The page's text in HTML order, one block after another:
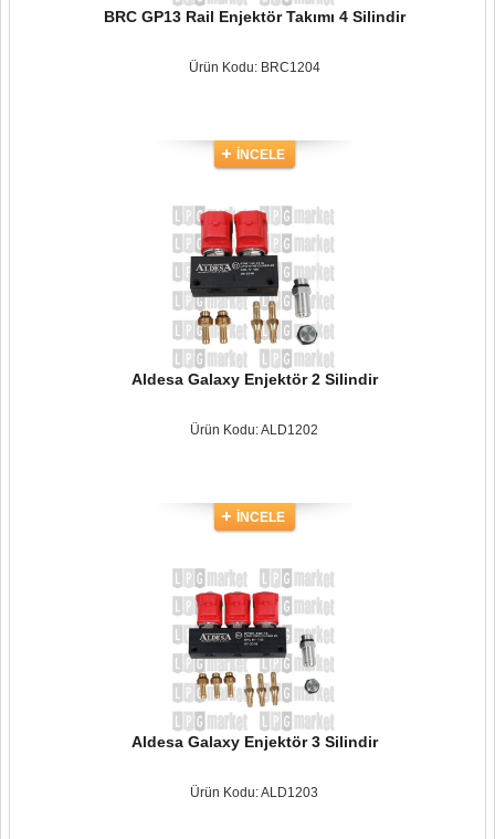
BRC GP13 Rail Enjektör Takımı 4 Silindir
Ürün Kodu: BRC1204
İNCELE
Aldesa Galaxy Enjektör 2 Silindir
Ürün Kodu: ALD1202
İNCELE
Aldesa Galaxy Enjektör 3 Silindir
Ürün Kodu: ALD1203